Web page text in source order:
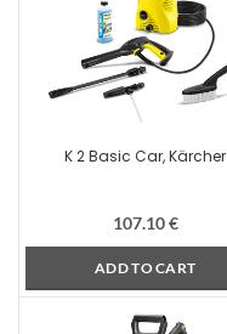
K 2 Basic Car, Kärcher
107.10€
ADD TO CART